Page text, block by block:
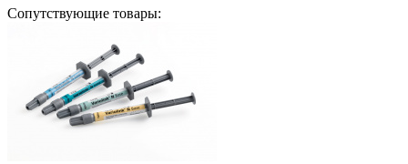
Сопутствующие товары: